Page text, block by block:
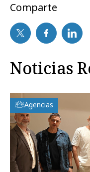
Comparte
Noticias
Agencias